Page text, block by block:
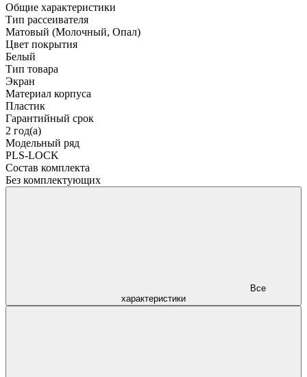
Общие характеристики
Тип рассеивателя
Матовый (Молочный, Опал)
Цвет покрытия
Белый
Тип товара
Экран
Материал корпуса
Пластик
Гарантийный срок
2 год(а)
Модельный ряд
PLS-LOCK
Состав комплекта
Без комплектующих
характеристики